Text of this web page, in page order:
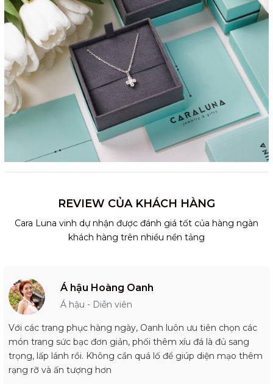
REVIEW CỦA KHÁCH HÀNG
Cara Luna vinh dự nhận được đánh giá tốt của hàng ngàn
khách hàng trên nhiều nền tảng
Á hậu Hoàng Oanh
Á hậu - Diễn viên
Với các trang phục hàng ngày, Oanh luôn ưu tiên chọn các
món trang sức bạc đơn giản, phối thêm xíu đá là đủ sang
trọng, lấp lánh rồi. Không cần quá lố để giúp diện mạo thêm
rạng rỡ và ấn tượng hơn